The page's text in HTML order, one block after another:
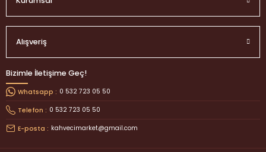
Alışveriş
Bizimle İletişime Geç!
Whatsapp : 0 532 723 05 50
Telefon : 0 532 723 05 50
E-posta : kahvecimarket@gmail.com